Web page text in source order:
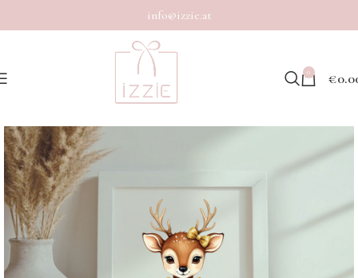
info@izzie.at
0 €